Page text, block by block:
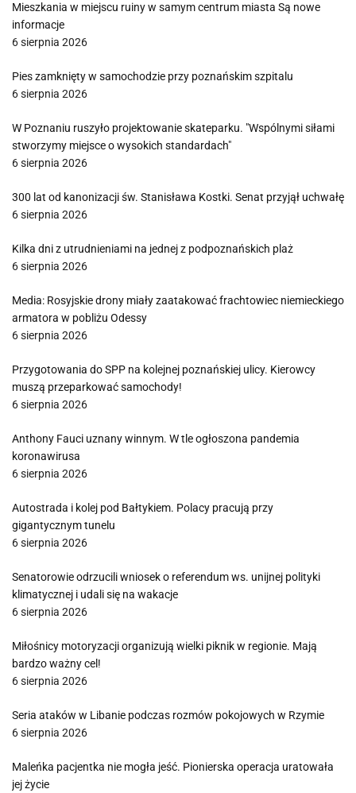
Mieszkania w miejscu ruiny w samym centrum miasta Są nowe
informacje
6 sierpnia 2026
Pies zamknięty w samochodzie przy poznańskim szpitalu
6 sierpnia 2026
W Poznaniu ruszyło projektowanie skateparku. "Wspólnymi siłami
stworzymy miejsce o wysokich standardach"
6 sierpnia 2026
300 lat od kanonizacji św. Stanisława Kostki. Senat przyjął uchwałę
6 sierpnia 2026
Kilka dni z utrudnieniami na jednej z podpoznańskich plaż
6 sierpnia 2026
Media: Rosyjskie drony miały zaatakować frachtowiec niemieckiego
armatora w pobliżu Odessy
6 sierpnia 2026
Przygotowania do SPP na kolejnej poznańskiej ulicy. Kierowcy
muszą przeparkować samochody!
6 sierpnia 2026
Anthony Fauci uznany winnym. W tle ogłoszona pandemia
koronawirusa
6 sierpnia 2026
Autostrada i kolej pod Bałtykiem. Polacy pracują przy
gigantycznym tunelu
6 sierpnia 2026
Senatorowie odrzucili wniosek o referendum ws. unijnej polityki
klimatycznej i udali się na wakacje
6 sierpnia 2026
Miłośnicy motoryzacji organizują wielki piknik w regionie. Mają
bardzo ważny cel!
6 sierpnia 2026
Seria ataków w Libanie podczas rozmów pokojowych w Rzymie
6 sierpnia 2026
Maleńka pacjentka nie mogła jeść. Pionierska operacja uratowała
jej życie